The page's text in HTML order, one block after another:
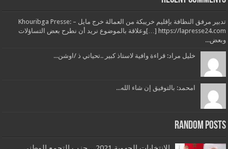
تدبير مرفق النظافة بإقليم خريبكة من العمالة خرج مايل – Khouribga Presse:
[…] https://lapresse24.comوعلاقة بالموضوع نريد أن نطرح بعض التساؤلات
وبعض...
خليل مراد: قراءة وافية لاستاذ كبير ..تحياتي ذ /اوشن...
امحمد: بالتوفيق إن شاء الله...
Random Posts